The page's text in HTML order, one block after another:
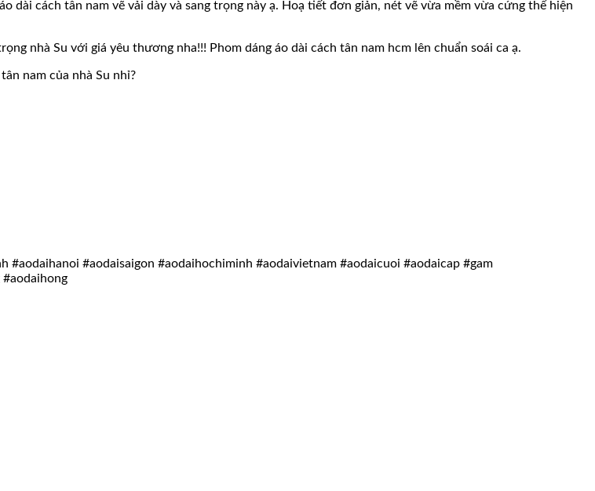
dài cách tân nam vẽ vải dày và sang trọng này ạ. Hoạ tiết đơn giản, nét vẽ vừa mềm vừa cứng thể hiện
nhà Su với giá yêu thương nha!!! Phom dáng áo dài cách tân nam hcm lên chuẩn soái ca ạ.
nam của nhà Su nhỉ?
#aodaisaigon #aodaihochiminh #aodaivietnam #aodaicuoi #aodaicap #gam